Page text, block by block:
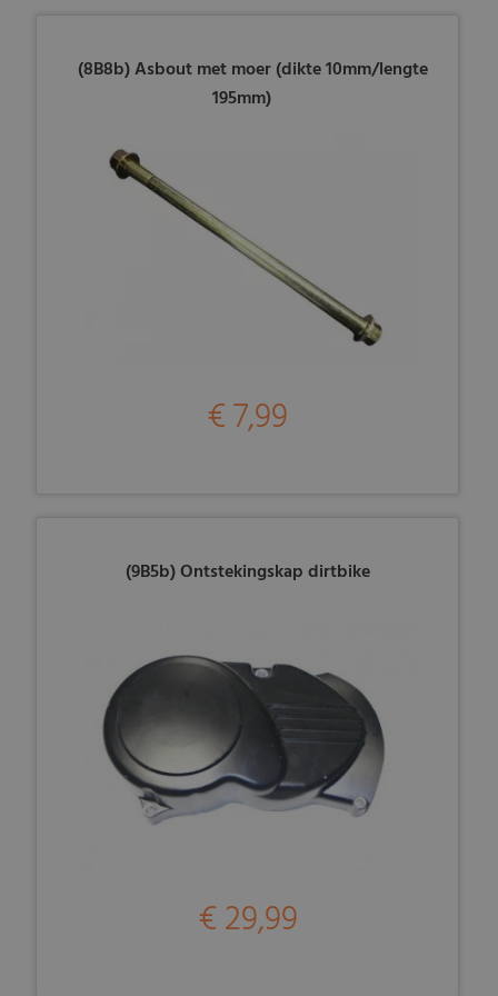
(8B8b) Asbout met moer (dikte 10mm/lengte
195mm)
€ 7,99
(9B5b) Ontstekingskap dirtbike
€ 29,99